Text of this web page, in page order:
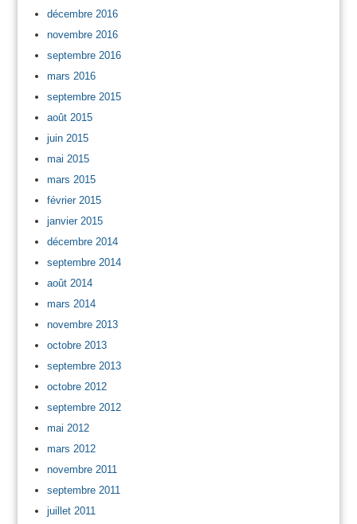
décembre 2016
novembre 2016
septembre 2016
mars 2016
septembre 2015
août 2015
juin 2015
mai 2015
mars 2015
février 2015
janvier 2015
décembre 2014
septembre 2014
août 2014
mars 2014
novembre 2013
octobre 2013
septembre 2013
octobre 2012
septembre 2012
mai 2012
mars 2012
novembre 2011
septembre 2011
juillet 2011